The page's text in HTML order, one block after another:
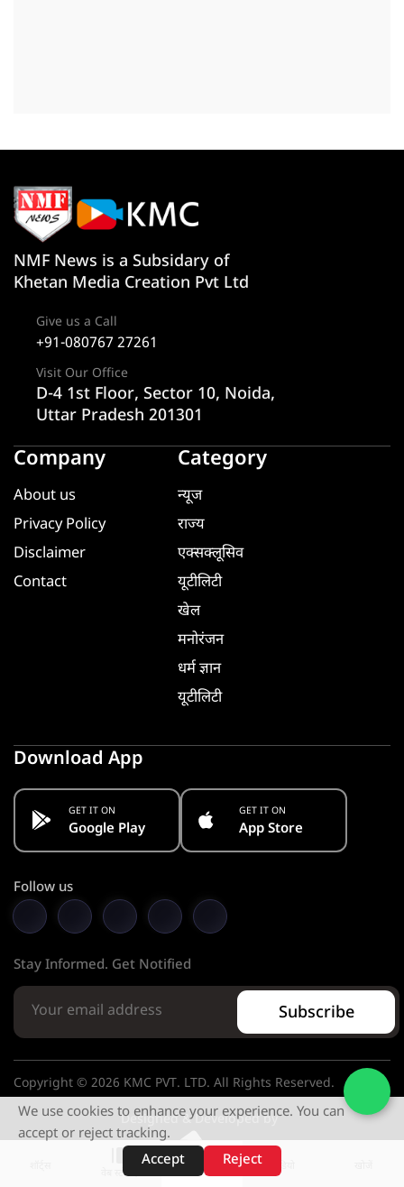
वेब स्टोरीज़
NMF News is a Subsidary of
Khetan Media Creation Pvt Ltd
Give us a Call
+91-080767 27261
Visit Our Office
D-4 1st Floor, Sector 10, Noida,
Uttar Pradesh 201301
Company
About us
Privacy Policy
Disclaimer
Contact
Category
न्यूज
राज्य
एक्सक्लूसिव
यूटीलिटी
खेल
मनोरंजन
धर्म ज्ञान
यूटीलिटी
Download App
GET IT ON
Google Play
GET IT ON
App Store
Follow us
Stay Informed. Get Notified
Subscribe
Copyright © 2026 KMC PVT. LTD. All Rights Reserved.
Designed & Developed by
We use cookies to enhance your experience. You can
accept or reject tracking.
Accept
Reject